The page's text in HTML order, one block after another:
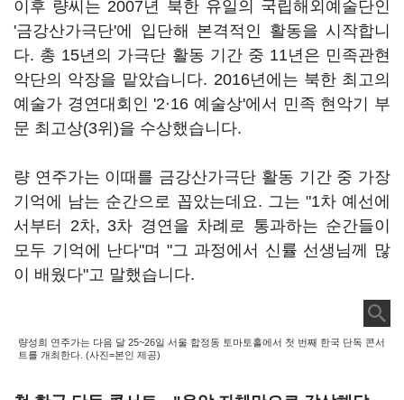
이후 량씨는 2007년 북한 유일의 국립해외예술단인
'금강산가극단'에 입단해 본격적인 활동을 시작합니
다. 총 15년의 가극단 활동 기간 중 11년은 민족관현
악단의 악장을 맡았습니다. 2016년에는 북한 최고의
예술가 경연대회인 '2·16 예술상'에서 민족 현악기 부
문 최고상(3위)을 수상했습니다.
량 연주가는 이때를 금강산가극단 활동 기간 중 가장
기억에 남는 순간으로 꼽았는데요. 그는 "1차 예선에
서부터 2차, 3차 경연을 차례로 통과하는 순간들이
모두 기억에 난다"며 "그 과정에서 신률 선생님께 많
이 배웠다"고 말했습니다.
량성희 연주가는 다음 달 25~26일 서울 합정동 토마토홀에서 첫 번째 한국 단독 콘서
트를 개최한다. (사진=본인 제공)